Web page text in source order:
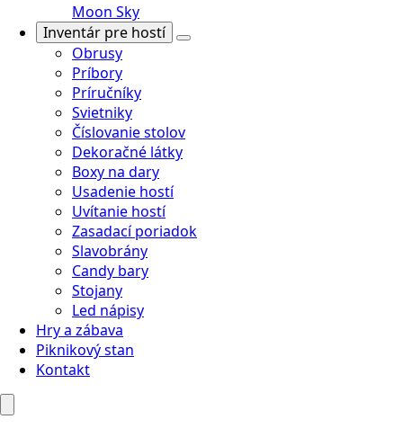
Moon Sky
Inventár pre hostí
Obrusy
Príbory
Príručníky
Svietniky
Číslovanie stolov
Dekoračné látky
Boxy na dary
Usadenie hostí
Uvítanie hostí
Zasadací poriadok
Slavobrány
Candy bary
Stojany
Led nápisy
Hry a zábava
Piknikový stan
Kontakt